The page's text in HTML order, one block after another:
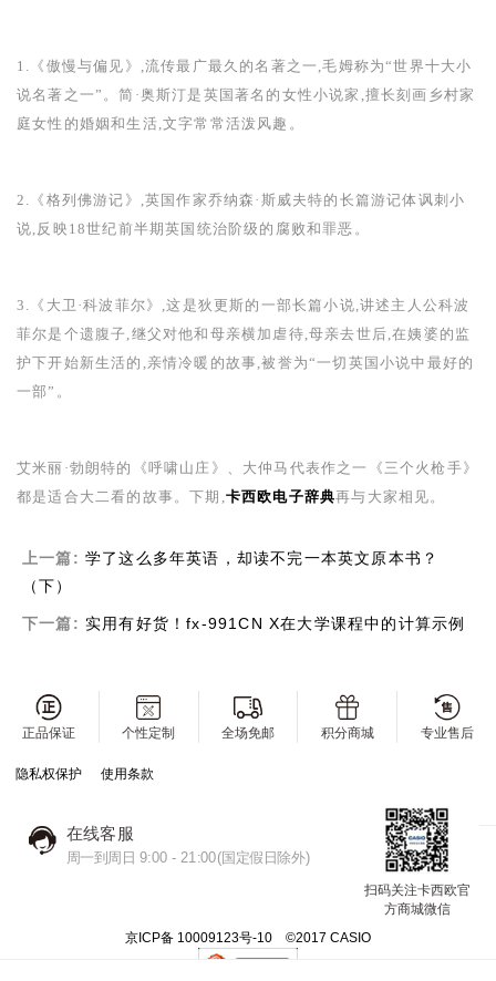
1. 《傲慢与偏见》,流传最广最久的名著之一,毛姆称为“世界十大小
说名著之一”。简·奥斯汀是英国著名的女性小说家,擅长刻画乡村家
庭女性的婚姻和生活,文字常常活泼风趣。
2. 《格列佛游记》,英国作家乔纳森·斯威夫特的长篇游记体讽刺小
说,反映 18世纪前半期英国统治阶级的腐败和罪恶。
3. 《大卫·科波菲尔》,这是狄更斯的一部长篇小说,讲述主人公科波
菲尔是个遗腹子 ,继父对他和母亲横加虐待,母亲去世后,在姨婆的监
护下开始新生活的,亲情冷暖的故事,被誉为“一切英国小说中最好的
一部”。
艾米丽·勃朗特的《呼啸山庄》、大仲马代表作之一《三个火枪手》
都是适合大二看的故事。下期,卡西欧电子辞典再与大家相见。
上一篇: 学了这么多年英语，却读不完一本英文原本书？
（下）
下一篇: 实用有好货！fx-991CN X在大学课程中的计算示例
正品保证 个性定制 全场免邮 积分商城 专业售后
隐私权保护 使用条款
在线客服
周一到周日 9:00 - 21:00(国定假日除外)
扫码关注卡西欧官
方商城微信
京ICP备 10009123号-10 ©2017 CASIO